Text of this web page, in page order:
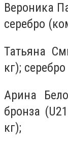
Вероника
серебро
Татьяна
кг);
Арина
бронза
кг);